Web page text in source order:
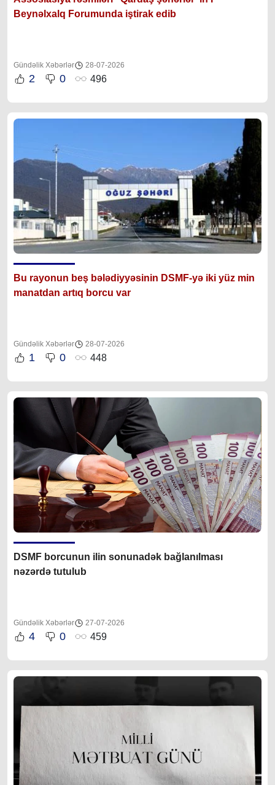
Beynəlxalq Forumunda iştirak edib
Gündəlik Xəbərlər 28-07-2026
2 0 496
Bu rayonun beş bələdiyyəsinin DSMF-yə iki yüz min
manatdan artıq borcu var
Gündəlik Xəbərlər 28-07-2026
1 0 448
DSMF borcunun ilin sonunadək bağlanılması
nəzərdə tutulub
Gündəlik Xəbərlər 27-07-2026
4 0 459